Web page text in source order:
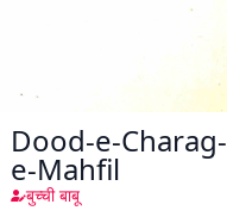
Dood-e-Charag-
e-Mahfil
बुच्ची बाबू